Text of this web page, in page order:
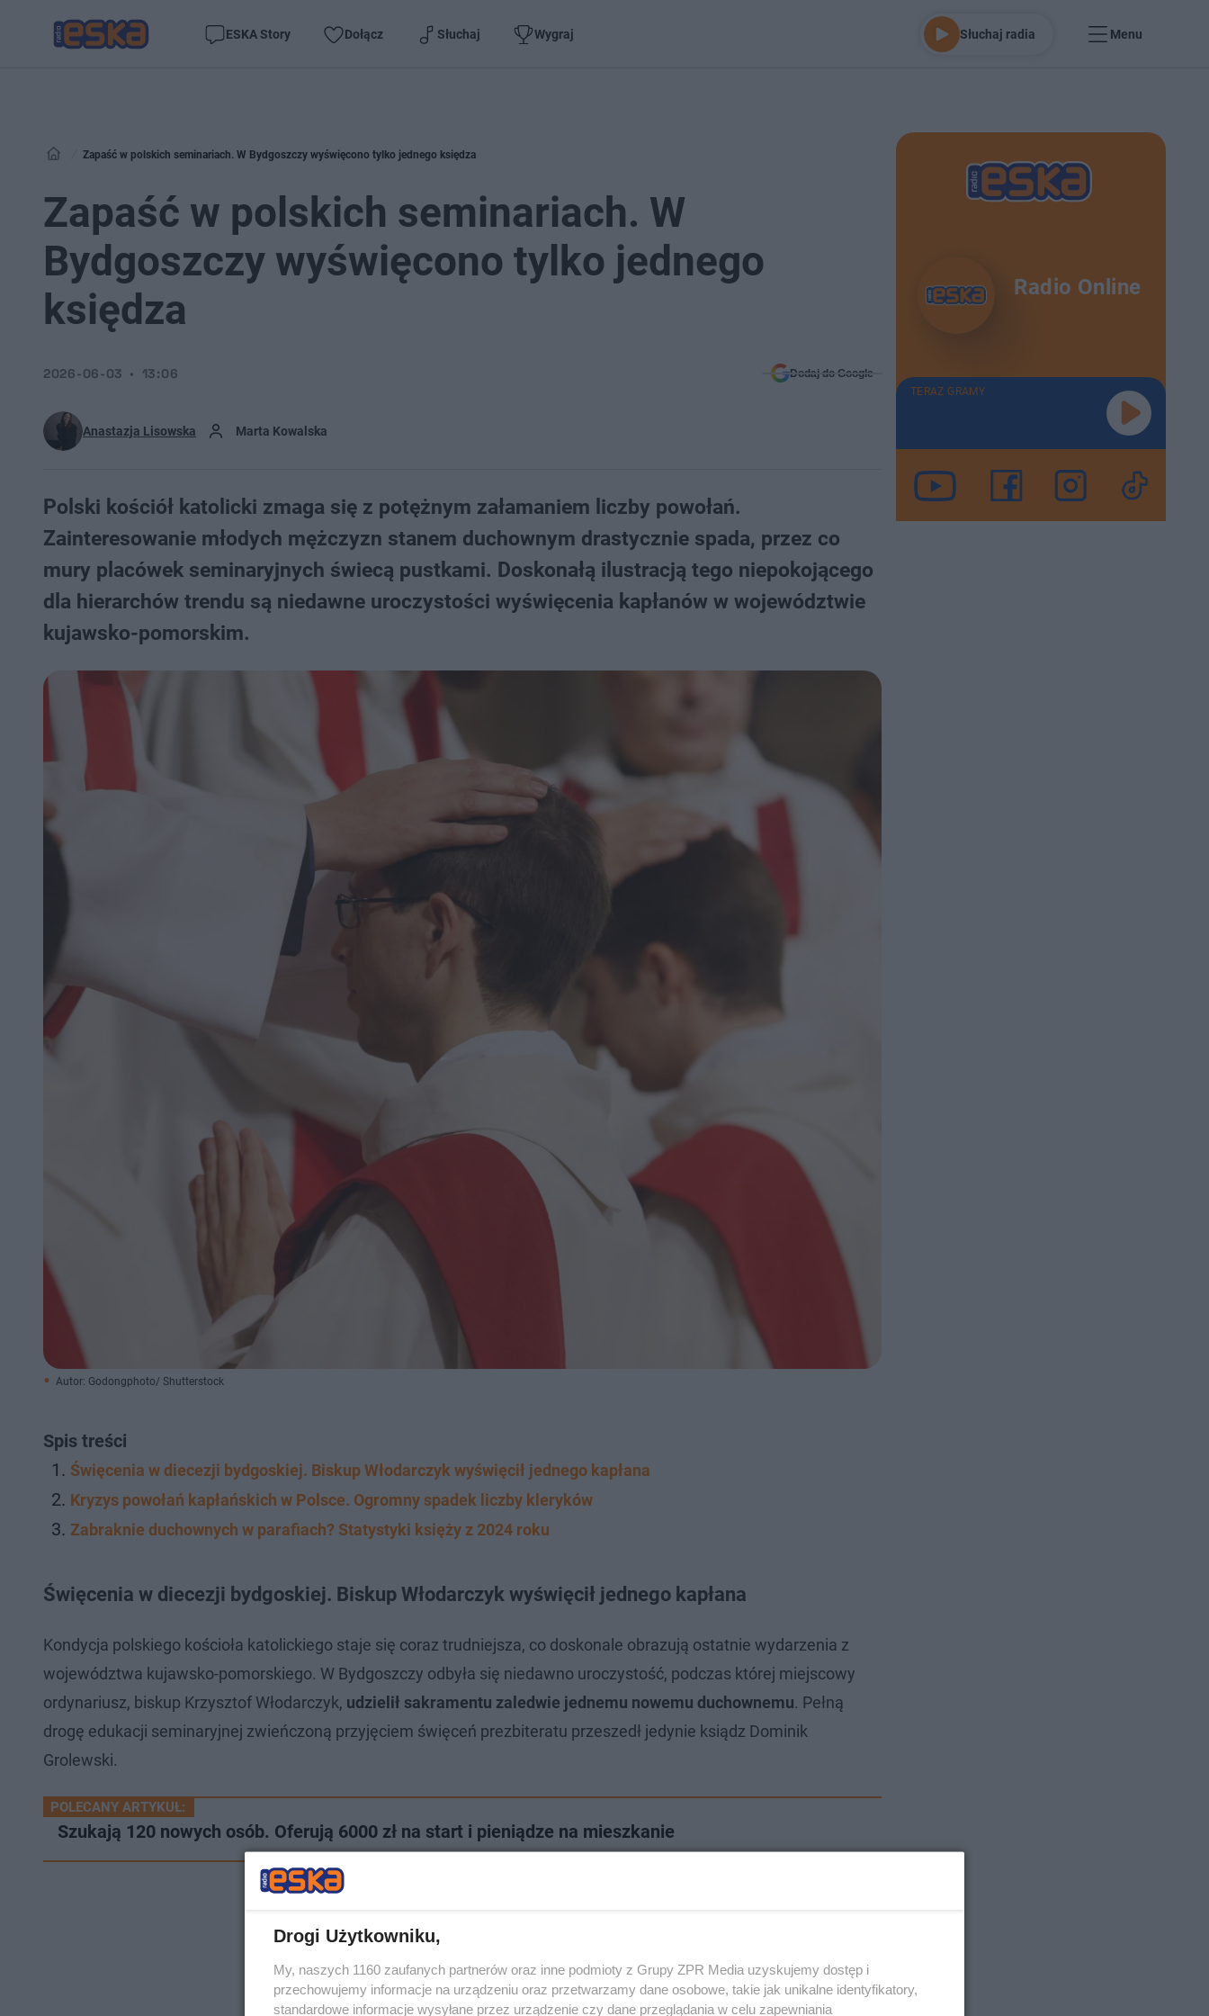
ESKA Story Dołącz Słuchaj Wygraj Słuchaj radia Menu
Zapaść w polskich seminariach. W Bydgoszczy wyświęcono tylko jednego księdza
Zapaść w polskich seminariach. W
Bydgoszczy wyświęcono tylko jednego
księdza
Anastazja Lisowska Marta Kowalska
2026-06-03 13:06 Dodaj do Google
Polski kościół katolicki zmaga się z potężnym załamaniem liczby powołań.
Zainteresowanie młodych mężczyzn stanem duchownym drastycznie spada, przez co
mury placówek seminaryjnych świecą pustkami. Doskonałą ilustracją tego niepokojącego
dla hierarchów trendu są niedawne uroczystości wyświęcenia kapłanów w województwie
kujawsko-pomorskim.
Autor: Godongphoto/ Shutterstock
Spis treści
Święcenia w diecezji bydgoskiej. Biskup Włodarczyk wyświęcił jednego kapłana
Kryzys powołań kapłańskich w Polsce. Ogromny spadek liczby kleryków
Zabraknie duchownych w parafiach? Statystyki księży z 2024 roku
Święcenia w diecezji bydgoskiej. Biskup Włodarczyk wyświęcił jednego kapłana
Kondycja polskiego kościoła katolickiego staje się coraz trudniejsza, co doskonale obrazują ostatnie wydarzenia z
województwa kujawsko-pomorskiego. W Bydgoszczy odbyła się niedawno uroczystość, podczas której miejscowy
ordynariusz, biskup Krzysztof Włodarczyk, udzielił sakramentu zaledwie jednemu nowemu duchownemu. Pełną
drogę edukacji seminaryjnej zwieńczoną przyjęciem święceń prezbiteratu przeszedł jedynie ksiądz Dominik
Grolewski.
POLECANY ARTYKUŁ:
Szukają 120 nowych osób. Oferują 6000 zł na start i pieniądze na mieszkanie
Radio Online
TERAZ GRAMY
Drogi Użytkowniku,
My, naszych 1160 zaufanych partnerów oraz inne podmioty z Grupy ZPR Media uzyskujemy dostęp i
przechowujemy informacje na urządzeniu oraz przetwarzamy dane osobowe, takie jak unikalne identyfikatory,
standardowe informacje wysyłane przez urządzenie czy dane przeglądania w celu zapewniania